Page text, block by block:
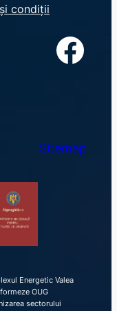
condiții
Facebook
Sitemap
Energetic Valea
OUG
sectorului